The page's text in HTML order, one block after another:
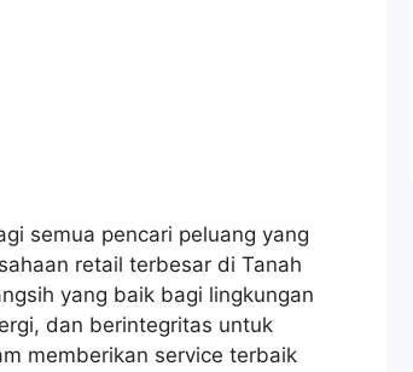
semua pencari peluang yang
retail terbesar di Tanah
yang baik bagi lingkungan
dan berintegritas untuk
memberikan service terbaik